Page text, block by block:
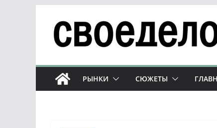
содержимому
РЫНКИ СЮЖЕТЫ